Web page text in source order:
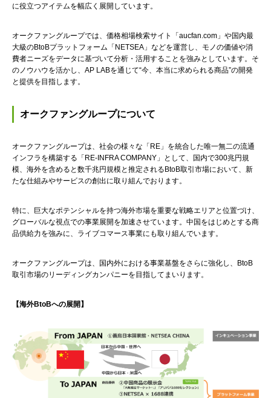
に役立つアイテムを幅広く展開しています。
オークファングループでは、価格相場検索サイト「aucfan.com」や国内最
大級のBtoBプラットフォーム「NETSEA」などを運営し、モノの価値や消
費者ニーズをデータに基づいて分析・活用することを強みとしています。そ
のノウハウを活かし、AP LABを通じて“今、本当に求められる商品”の開発
と提供を目指します。
オークファングループについて
オークファングループは、社会の様々な「RE」を統合した唯一無二の流通
インフラを構築する「RE-INFRA COMPANY」として、国内で300兆円規
模、海外を含めると数千兆円規模と推定されるBtoB取引市場において、新
たな仕組みやサービスの創出に取り組んでおります。
特に、巨大なポテンシャルを持つ海外市場を重要な戦略エリアと位置づけ、
グローバルな視点での事業展開を加速させています。中国をはじめとする商
品供給力を強みに、ライブコマース事業にも取り組んでいます。
オークファングループは、国内外における事業基盤をさらに強化し、BtoB
取引市場のリーディングカンパニーを目指してまいります。
【海外BtoBへの展開】